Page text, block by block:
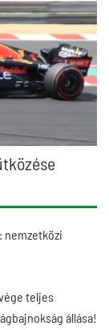
nemzetközi
teljes
állása!